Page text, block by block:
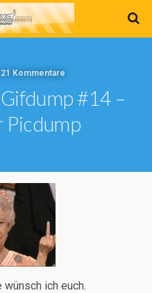
Kommentare
#14 –
wünsch ich euch.